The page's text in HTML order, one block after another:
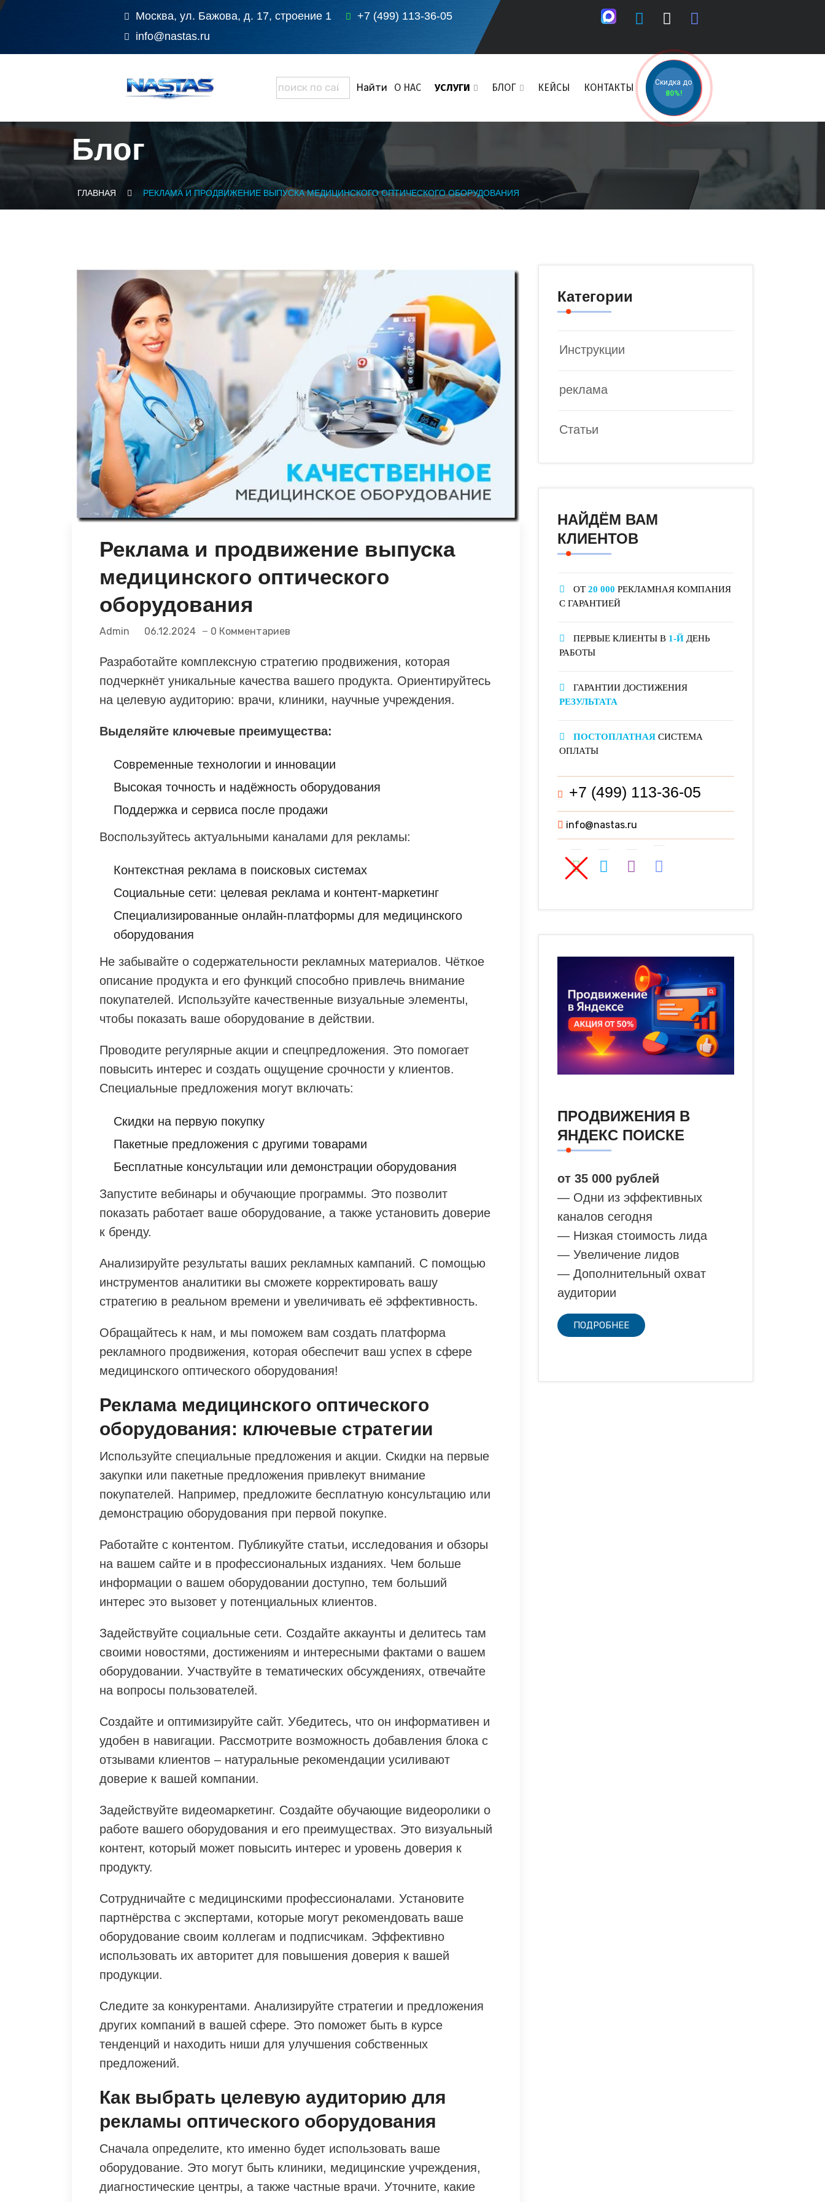
Москва, ул. Бажова, д. 17, строение 1
+7 (499) 113-36-05
info@nastas.ru
О НАС УСЛУГИ БЛОГ КЕЙСЫ КОНТАКТЫ
Скидка до
80%!
Блог
ГЛАВНАЯ РЕКЛАМА И ПРОДВИЖЕНИЕ ВЫПУСКА МЕДИЦИНСКОГО ОПТИЧЕСКОГО ОБОРУДОВАНИЯ
Реклама и продвижение выпуска
медицинского оптического
оборудования
Admin 06.12.2024 0 Комментариев
Разработайте комплексную стратегию продвижения, которая
подчеркнёт уникальные качества вашего продукта. Ориентируйтесь
на целевую аудиторию: врачи, клиники, научные учреждения.
Выделяйте ключевые преимущества:
Современные технологии и инновации
Высокая точность и надёжность оборудования
Поддержка и сервиса после продажи
Воспользуйтесь актуальными каналами для рекламы:
Контекстная реклама в поисковых системах
Социальные сети: целевая реклама и контент-маркетинг
Специализированные онлайн-платформы для медицинского
оборудования
Не забывайте о содержательности рекламных материалов. Чёткое
описание продукта и его функций способно привлечь внимание
покупателей. Используйте качественные визуальные элементы,
чтобы показать ваше оборудование в действии.
Проводите регулярные акции и спецпредложения. Это помогает
повысить интерес и создать ощущение срочности у клиентов.
Специальные предложения могут включать:
Скидки на первую покупку
Пакетные предложения с другими товарами
Бесплатные консультации или демонстрации оборудования
Запустите вебинары и обучающие программы. Это позволит
показать работает ваше оборудование, а также установить доверие
к бренду.
Анализируйте результаты ваших рекламных кампаний. С помощью
инструментов аналитики вы сможете корректировать вашу
стратегию в реальном времени и увеличивать её эффективность.
Обращайтесь к нам, и мы поможем вам создать платформа
рекламного продвижения, которая обеспечит ваш успех в сфере
медицинского оптического оборудования!
Реклама медицинского оптического
оборудования: ключевые стратегии
Используйте специальные предложения и акции. Скидки на первые
закупки или пакетные предложения привлекут внимание
покупателей. Например, предложите бесплатную консультацию или
демонстрацию оборудования при первой покупке.
Работайте с контентом. Публикуйте статьи, исследования и обзоры
на вашем сайте и в профессиональных изданиях. Чем больше
информации о вашем оборудовании доступно, тем больший
интерес это вызовет у потенциальных клиентов.
Задействуйте социальные сети. Создайте аккаунты и делитесь там
своими новостями, достижениям и интересными фактами о вашем
оборудовании. Участвуйте в тематических обсуждениях, отвечайте
на вопросы пользователей.
Создайте и оптимизируйте сайт. Убедитесь, что он информативен и
удобен в навигации. Рассмотрите возможность добавления блока с
отзывами клиентов – натуральные рекомендации усиливают
доверие к вашей компании.
Задействуйте видеомаркетинг. Создайте обучающие видеоролики о
работе вашего оборудования и его преимуществах. Это визуальный
контент, который может повысить интерес и уровень доверия к
продукту.
Сотрудничайте с медицинскими профессионалами. Установите
партнёрства с экспертами, которые могут рекомендовать ваше
оборудование своим коллегам и подписчикам. Эффективно
использовать их авторитет для повышения доверия к вашей
продукции.
Следите за конкурентами. Анализируйте стратегии и предложения
других компаний в вашей сфере. Это поможет быть в курсе
тенденций и находить ниши для улучшения собственных
предложений.
Как выбрать целевую аудиторию для
рекламы оптического оборудования
Сначала определите, кто именно будет использовать ваше
оборудование. Это могут быть клиники, медицинские учреждения,
диагностические центры, а также частные врачи. Уточните, какие
Категории
Инструкции
реклама
Статьи
НАЙДЁМ ВАМ
КЛИЕНТОВ
ОТ 20 000 РЕКЛАМНАЯ КОМПАНИЯ
С ГАРАНТИЕЙ
ПЕРВЫЕ КЛИЕНТЫ В 1-Й ДЕНЬ
РАБОТЫ
ГАРАНТИИ ДОСТИЖЕНИЯ
РЕЗУЛЬТАТА
ПОСТОПЛАТНАЯ СИСТЕМА
ОПЛАТЫ
+7 (499) 113-36-05
info@nastas.ru
ПРОДВИЖЕНИЯ В
ЯНДЕКС ПОИСКЕ
от 35 000 рублей
— Одни из эффективных
каналов сегодня
— Низкая стоимость лида
— Увеличение лидов
— Дополнительный охват
аудитории
ПОДРОБНЕЕ